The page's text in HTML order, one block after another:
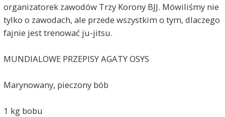
organizatorek zawodów Trzy Korony BJJ. Mówiliśmy nie
tylko o zawodach, ale przede wszystkim o tym, dlaczego
fajnie jest trenować ju-jitsu.
MUNDIALOWE PRZEPISY AGATY OSYS
Marynowany, pieczony bób
1 kg bobu